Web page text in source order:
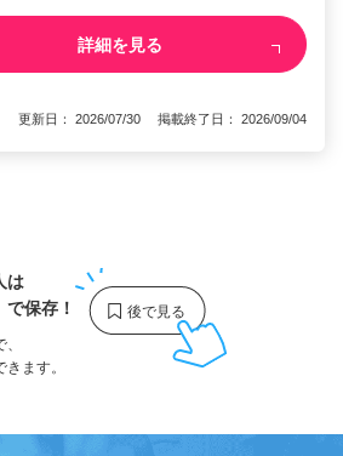
詳細を見る
更新日： 2026/07/30 掲載終了日： 2026/09/04
は
で保存！
ます。